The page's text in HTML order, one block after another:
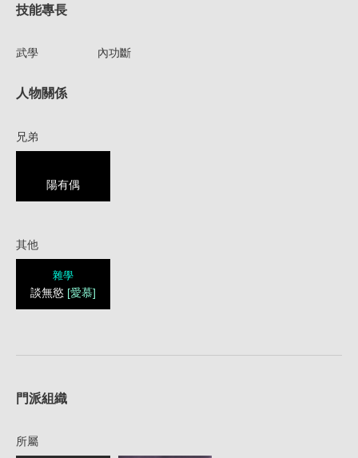
技能專長
武學 內功斷
人物關係
兄弟
陽有偶
其他
雜學
談無慾 [愛慕]
門派組織
所屬